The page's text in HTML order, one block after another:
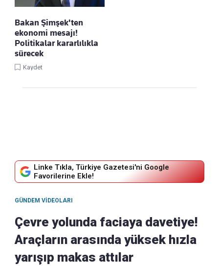
Bakan Şimşek'ten
ekonomi mesajı!
Politikalar kararlılıkla
sürecek
Kaydet
Linke Tıkla, Türkiye Gazetesi'ni Google
Favorilerine Ekle!
GÜNDEM VIDEOLARI
Çevre yolunda faciaya davetiye!
Araçların arasında yüksek hızla
yarışıp makas attılar